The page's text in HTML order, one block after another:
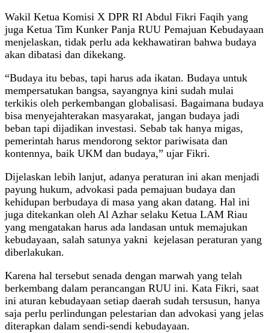
Wakil Ketua Komisi X DPR RI Abdul Fikri Faqih yang
juga Ketua Tim Kunker Panja RUU Pemajuan Kebudayaan
menjelaskan, tidak perlu ada kekhawatiran bahwa budaya
akan dibatasi dan dikekang.
“Budaya itu bebas, tapi harus ada ikatan. Budaya untuk
mempersatukan bangsa, sayangnya kini sudah mulai
terkikis oleh perkembangan globalisasi. Bagaimana budaya
bisa menyejahterakan masyarakat, jangan budaya jadi
beban tapi dijadikan investasi. Sebab tak hanya migas,
pemerintah harus mendorong sektor pariwisata dan
kontennya, baik UKM dan budaya,” ujar Fikri.
Dijelaskan lebih lanjut, adanya peraturan ini akan menjadi
payung hukum, advokasi pada pemajuan budaya dan
kehidupan berbudaya di masa yang akan datang. Hal ini
juga ditekankan oleh Al Azhar selaku Ketua LAM Riau
yang mengatakan harus ada landasan untuk memajukan
kebudayaan, salah satunya yakni kejelasan peraturan yang
diberlakukan.
Karena hal tersebut senada dengan marwah yang telah
berkembang dalam perancangan RUU ini. Kata Fikri, saat
ini aturan kebudayaan setiap daerah sudah tersusun, hanya
saja perlu perlindungan pelestarian dan advokasi yang jelas
diterapkan dalam sendi-sendi kebudayaan.